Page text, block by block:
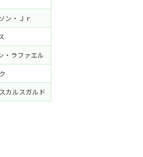
ン・Ｊｒ
・ラファエル
カルスガルド